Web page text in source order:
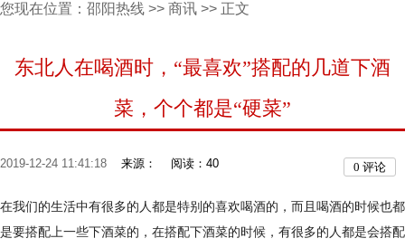
您现在位置： 邵阳热线 >> 商讯 >> 正文
东北人在喝酒时，“最喜欢”搭配的几道下酒
菜，个个都是“硬菜”
2019-12-24 11:41:18 来源： 阅读：40 0 评论
在我们的生活中有很多的人都是特别的喜欢喝酒的，而且喝酒的时候也都
是要搭配上一些下酒菜的，在搭配下酒菜的时候，有很多的人都是会搭配